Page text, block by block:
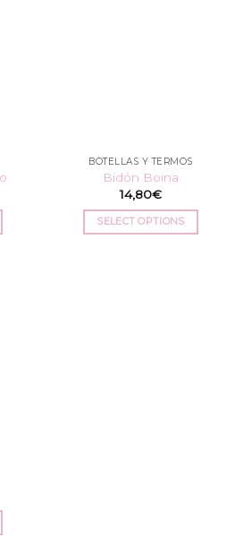
BOTELLAS Y TERMOS
Bidón Boina
14,80€
SELECT OPTIONS